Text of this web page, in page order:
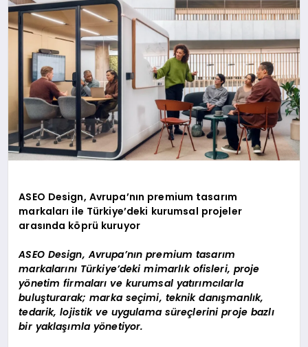
MAGAZIN
YAŞAM
ASEO Design, Avrupa’nın premium tasarım
markaları ile Türkiye’deki kurumsal projeler
arasında köprü kuruyor
ASEO Design, Avrupa’nın premium tasarım
markalarını Türkiye’deki mimarlık ofisleri, proje
yönetim firmaları ve kurumsal yatırımcılarla
buluşturarak; marka seçimi, teknik danışmanlık,
tedarik, lojistik ve uygulama süreçlerini proje bazlı
bir yaklaşımla yönetiyor.